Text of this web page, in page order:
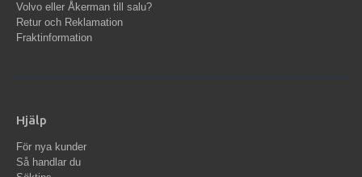
Volvo eller Åkerman till salu?
Retur och Reklamation
Fraktinformation
Hjälp
För nya kunder
Så handlar du